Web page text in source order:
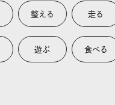
整える 走る
遊ぶ 食べる